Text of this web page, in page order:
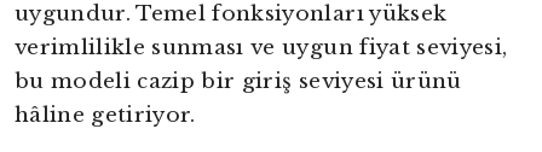
uygundur. Temel fonksiyonları yüksek
verimlilikle sunması ve uygun fiyat seviyesi,
bu modeli cazip bir giriş seviyesi ürünü
hâline getiriyor.